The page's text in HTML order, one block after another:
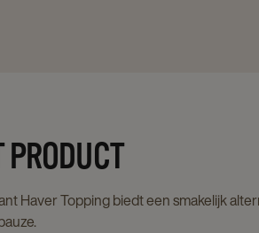
PRODUCT
Haver Topping biedt een smakelijk